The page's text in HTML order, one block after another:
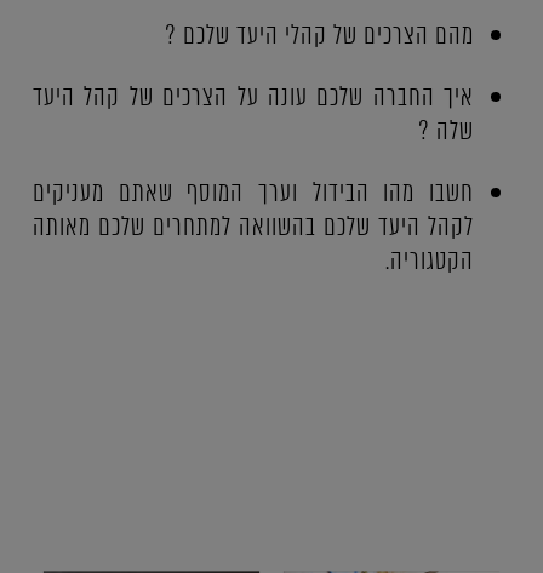
מהם הצרכים של קהלי היעד שלכם ?
איך החברה שלכם עונה על הצרכים של קהל היעד
שלה ?
חשבו מהו הבידול וערך המוסף שאתם מעניקים
לקהל היעד שלכם בהשוואה למתחרים שלכם מאותה
הקטגוריה.